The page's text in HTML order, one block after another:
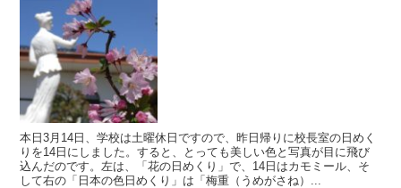
本日3月14日、学校は土曜休日ですので、昨日帰りに校長室の日めく
りを14日にしました。すると、とっても美しい色と写真が目に飛び
込んだのです。左は、「花の日めくり」で、14日はカモミール、そ
して右の「日本の色日めくり」は「梅重（うめがさね）...